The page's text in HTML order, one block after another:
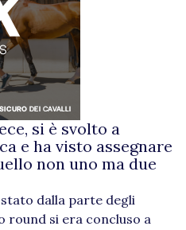
si è svolto a
e ha visto assegnare
non uno ma due
dalla parte degli
round si era concluso a